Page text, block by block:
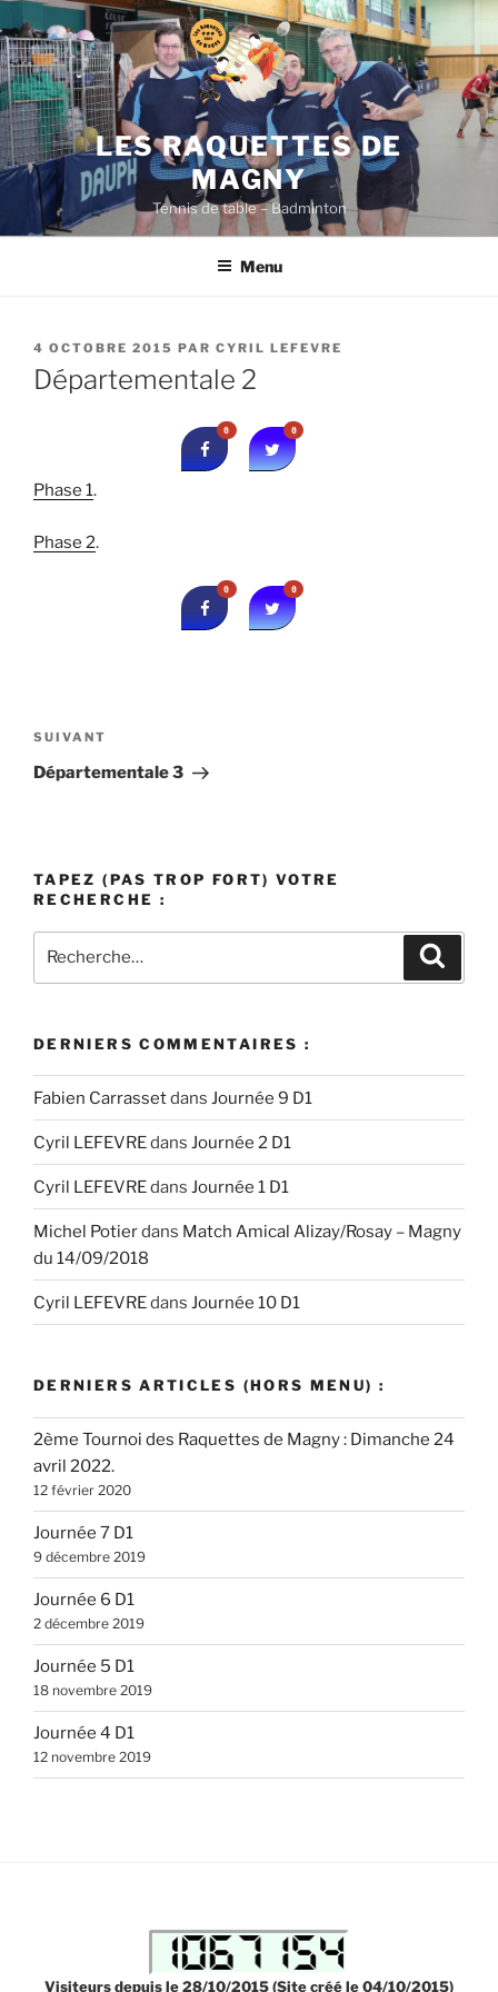
au
contenu
principal
LES RAQUETTES DE
MAGNY
Tennis de table – Badminton
Menu
PUBLIÉ
LE
4 OCTOBRE 2015 PAR CYRIL LEFEVRE
Départementale 2
0 0
Phase 1.
Phase 2.
0 0
de
l’article
Article
suivant
SUIVANT
Départementale 3
TAPEZ (PAS TROP FORT) VOTRE
RECHERCHE :
pour
DERNIERS COMMENTAIRES :
Fabien Carrassetdans Journée 9 D1
Cyril LEFEVREdans Journée 2 D1
Cyril LEFEVREdans Journée 1 D1
Michel Potierdans Match Amical Alizay/Rosay – Magny
du 14/09/2018
Cyril LEFEVREdans Journée 10 D1
DERNIERS ARTICLES (HORS MENU) :
2ème Tournoi des Raquettes de Magny : Dimanche 24
avril 2022.
12 février 2020
Journée 7 D1
9 décembre 2019
Journée 6 D1
2 décembre 2019
Journée 5 D1
18 novembre 2019
Journée 4 D1
12 novembre 2019
Visiteurs depuis le 28/10/2015 (Site créé le 04/10/2015)